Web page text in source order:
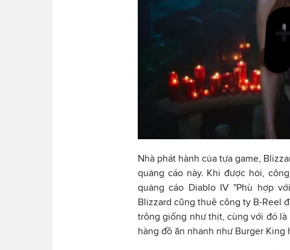
Nhà phát hành của tựa game,
quảng cáo này. Khi được hỏi,
quảng cáo Diablo IV "Phù hợp
Blizzard cũng thuê công ty B-Reel
trông giống như thịt, cùng với đó
hàng đồ ăn nhanh như Burger King